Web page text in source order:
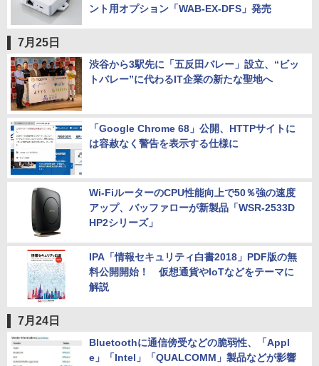
ント用オプション「WAB-EX-DFS」発売
7月25日
渋谷から3駅先に「五反田バレー」設立、“ビッ
トバレー”に代わるIT企業の新たな聖地へ
「Google Chrome 68」公開、HTTPサイトに
は容赦なく警告を表示する仕様に
Wi-FiルーターのCPU性能向上で50％強の速度
アップ、バッファローが新製品「WSR-2533D
HP2シリーズ」
IPA「情報セキュリティ白書2018」PDF版の無
料公開開始！ 仮想通貨やIoTなどをテーマに
解説
7月24日
Bluetoothに通信傍受などの脆弱性、「Appl
e」「Intel」「QUALCOMM」製品などが影響